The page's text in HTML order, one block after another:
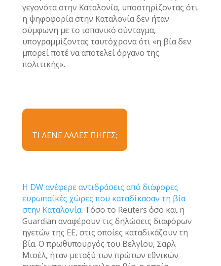
γεγονότα στην Καταλονία, υποστηρίζοντας ότι
η ψηφοφορία στην Καταλονία δεν ήταν
σύμφωνη με το ισπανικό σύνταγμα,
υπογραμμίζοντας ταυτόχρονα ότι «η βία δεν
μπορεί ποτέ να αποτελεί όργανο της
πολιτικής».
ΤΙ ΛΕΝΕ ΑΛΛΕΣ ΠΗΓΕΣ;
Η DW ανέφερε αντιδράσεις από διάφορες
ευρωπαϊκές χώρες που καταδίκασαν τη βία
στην Καταλονία. Τόσο το Reuters όσο και η
Guardian αναφέρουν τις δηλώσεις διαφόρων
ηγετών της ΕΕ, στις οποίες καταδικάζουν τη
βία. Ο πρωθυπουργός του Βελγίου, Σαρλ
Μισέλ, ήταν μεταξύ των πρώτων εθνικών